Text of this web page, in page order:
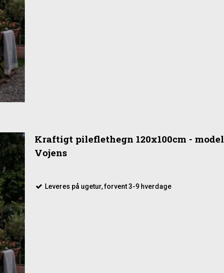
Kraftigt pileflethegn 120x100cm - model
Vojens
Leveres på ugetur, forvent 3-9 hverdage